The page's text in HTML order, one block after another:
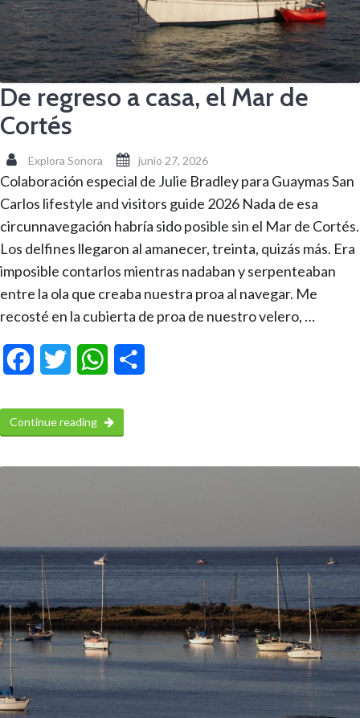
De regreso a casa, el Mar de
Cortés
Explora Sonora junio 27, 2026
Colaboración especial de Julie Bradley para Guaymas San
Carlos lifestyle and visitors guide 2026 Nada de esa
circunnavegación habría sido posible sin el Mar de Cortés.
Los delfines llegaron al amanecer, treinta, quizás más. Era
imposible contarlos mientras nadaban y serpenteaban
entre la ola que creaba nuestra proa al navegar. Me
recosté en la cubierta de proa de nuestro velero, …
FacebookTwitter WhatsApp
Continue reading